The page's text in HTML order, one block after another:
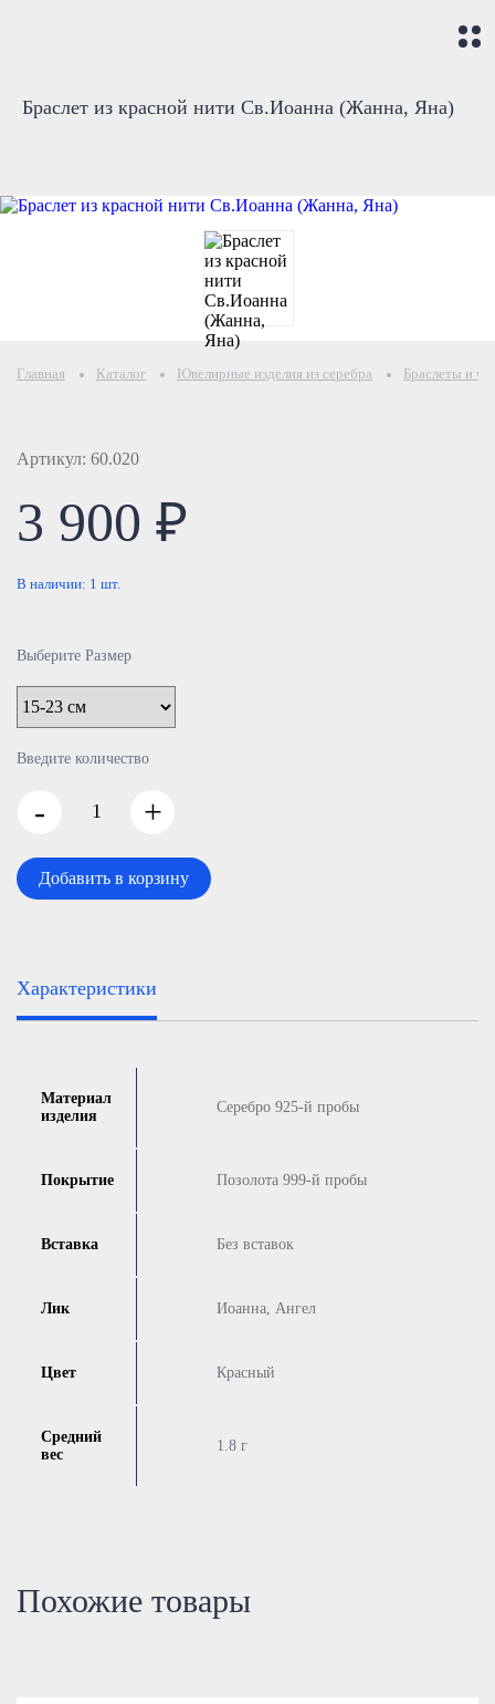
Браслет из красной нити Св.Иоанна (Жанна, Яна)
Главная Каталог Ювелирные изделия из серебра Браслеты и
Артикул: 60.020
3 900 ₽
В наличии: 1 шт.
Выберите Размер
Введите количество
- +
Добавить в корзину
Характеристики
Материал
изделия
Серебро 925-й пробы
Покрытие Позолота 999-й пробы
Вставка Без вставок
Лик Иоанна, Ангел
Цвет Красный
Средний
вес
1.8 г
Похожие товары